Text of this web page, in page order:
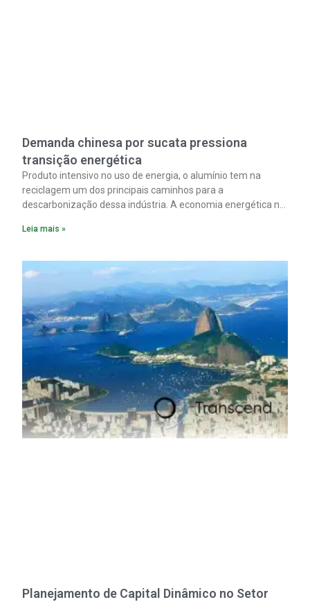
Demanda chinesa por sucata pressiona
transição energética
Produto intensivo no uso de energia, o alumínio tem na
reciclagem um dos principais caminhos para a
descarbonização dessa indústria. A economia energética na
material. A produção de um alumínio mais limpo, no entanto,
insumo, a sucata, devido, sobretudo, ao interesse chinês
pela matéria-prima.
Leia mais »
Planejamento de Capital Dinâmico no Setor